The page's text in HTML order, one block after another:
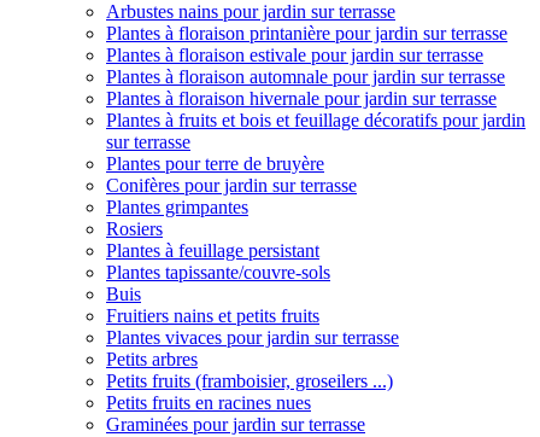
Arbustes nains pour jardin sur terrasse
Plantes à floraison printanière pour jardin sur terrasse
Plantes à floraison estivale pour jardin sur terrasse
Plantes à floraison automnale pour jardin sur terrasse
Plantes à floraison hivernale pour jardin sur terrasse
Plantes à fruits et bois et feuillage décoratifs pour jardin
sur terrasse
Plantes pour terre de bruyère
Conifères pour jardin sur terrasse
Plantes grimpantes
Rosiers
Plantes à feuillage persistant
Plantes tapissante/couvre-sols
Buis
Fruitiers nains et petits fruits
Plantes vivaces pour jardin sur terrasse
Petits arbres
Petits fruits (framboisier, groseilers ...)
Petits fruits en racines nues
Graminées pour jardin sur terrasse